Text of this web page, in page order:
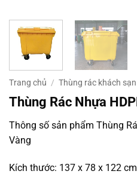
Trang chủ / Thùng rác khách sạn
Thùng Rác Nhựa
Thông số sản phẩm Thùng
Vàng
Kích thước: 137 x 78 x 122 cm